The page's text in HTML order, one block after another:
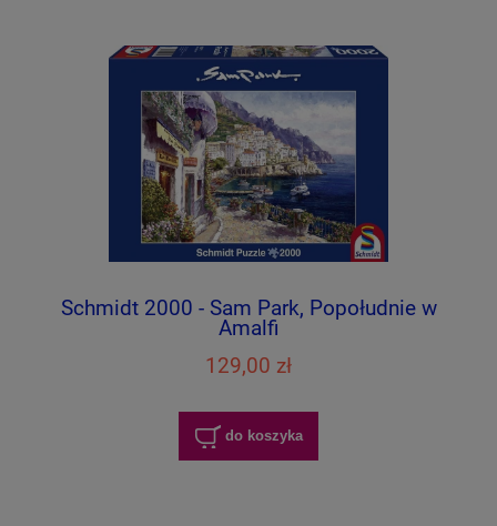
Schmidt 2000 - Sam Park, Popołudnie w
Amalfi
129,00 zł
do koszyka